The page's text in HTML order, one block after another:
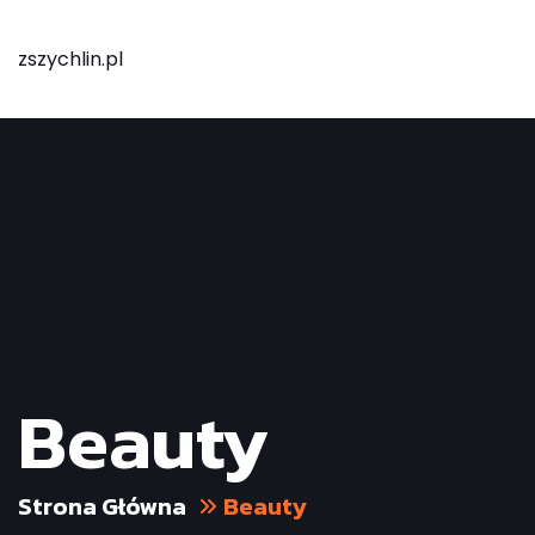
zszychlin.pl
Beauty
Strona Główna Beauty